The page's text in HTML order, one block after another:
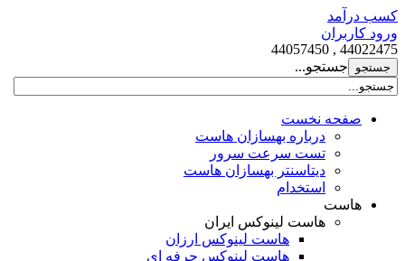
کسب درآمد
ورود کاربران
44022475 , 44057450
جستجو...
صفحه نخست
درباره بهسازان هاست
تست سرعت سرور
دیتاسنتر بهسازان هاست
استخدام
هاست
هاست لینوکس ایران
هاست لینوکس ارزان
هاست لینوکس حرفه ای